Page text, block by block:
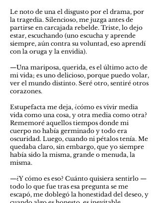
Le noto de una el disgusto por el drama, por
la tragedia. Silencioso, me juzga antes de
partirse en carcajada rebelde. Triste, lo dejo
estar, escuchando (uno escucha y aprende
siempre, aún contra su voluntad, eso aprendí
con la oruga y la envidia).
—Una mariposa, querida, es el último acto de
mi vida; es uno delicioso, porque puedo volar,
ver el mundo distinto. Seré otro, sentiré otros
corazones.
Estupefacta me deja, ¿cómo es vivir media
vida como una cosa, y otra media como otra?
Rememoré aquellos tiempos donde mi
cuerpo no había germinado y todo era
oscuridad. Luego, cuando ni pétalos tenía. Me
quedaba claro, sin embargo, que yo siempre
había sido la misma, grande o menuda, la
misma.
—¿Y cómo es eso? Cuánto quisiera sentirlo —
todo lo que fue tras esa pregunta se me
escapó, me doblegó la honestidad del deseo, y